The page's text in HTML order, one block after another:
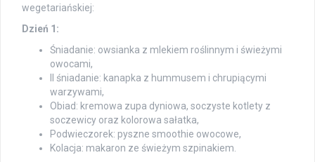
wegetariańskiej:
Dzień 1:
Śniadanie: owsianka z mlekiem roślinnym i świeżymi
owocami,
II śniadanie: kanapka z hummusem i chrupiącymi
warzywami,
Obiad: kremowa zupa dyniowa, soczyste kotlety z
soczewicy oraz kolorowa sałatka,
Podwieczorek: pyszne smoothie owocowe,
Kolacja: makaron ze świeżym szpinakiem.